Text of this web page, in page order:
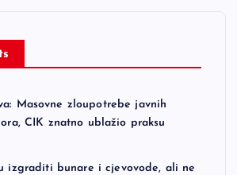
Masovne zloupotrebe javnih
CIK znatno ublažio praksu
izgraditi bunare i cjevovode, ali ne